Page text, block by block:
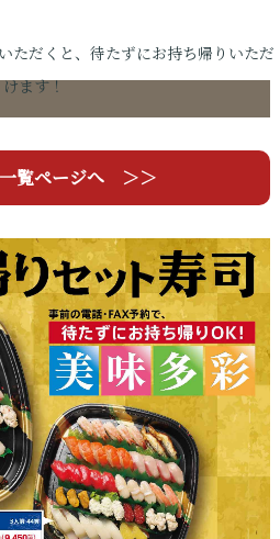
ただくと、待たずにお持ち帰りいただ
けます！
覧ページへ ＞＞